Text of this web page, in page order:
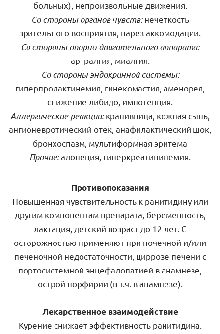
больных), непроизвольные движения.
Со стороны органов чувств:нечеткость
зрительного восприятия, парез аккомодации.
Со стороны опорно-двигательного аппарата:
артралгия, миалгия.
Со стороны эндокринной системы:
гиперпролактинемия, гинекомастия, аменорея,
снижение либидо, импотенция.
Аллергические реакции:крапивница, кожная сыпь,
ангионевротический отек, анафилактический шок,
бронхоспазм, мультиформная эритема
Прочие:алопеция, гиперкреатининемия.
Противопоказания
Повышенная чувствительность к ранитидину или
другим компонентам препарата, беременность,
лактация, детский возраст до 12 лет. С
осторожностью применяют при почечной и/или
печеночной недостаточности, циррозе печени с
портосистемной энцефалопатией в анамнезе,
острой порфирии (в т.ч. в анамнезе).
Лекарственное взаимодействие
Курение снижает эффективность ранитидина.